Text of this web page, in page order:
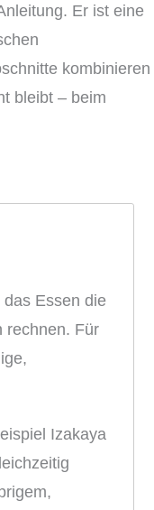
Er ist eine
kombinieren
bleibt – beim
Essen die
rechnen. Für
Izakaya